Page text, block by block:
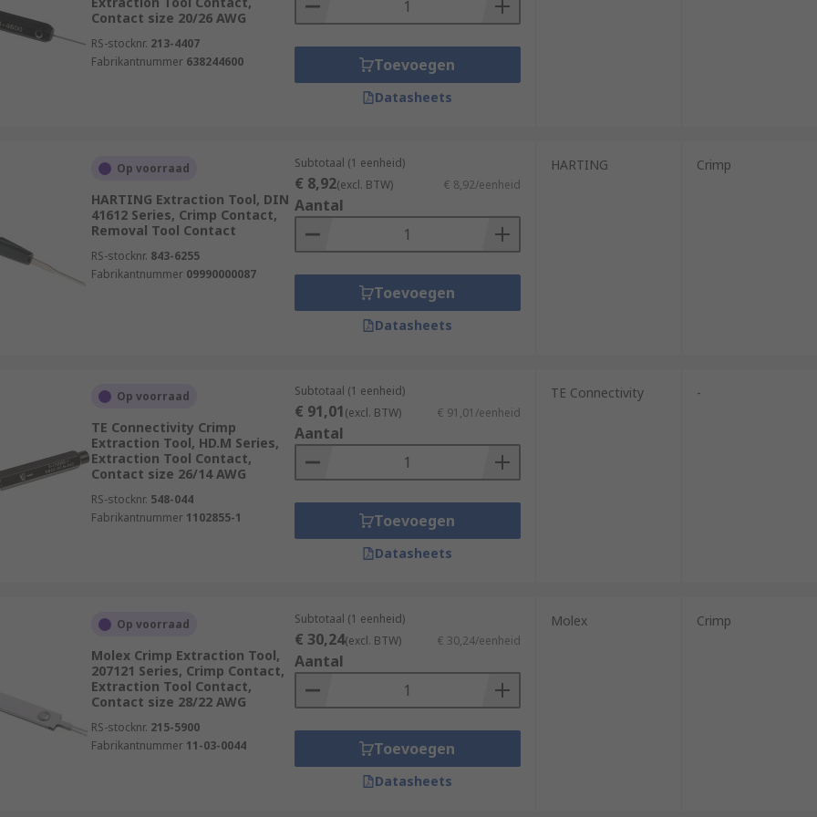
Contact size 20/26 AWG
RS-stocknr. 213-4407
Fabrikantnummer 638244600 Toevoegen
Datasheets
Op voorraad
HARTING Extraction Tool, DIN
41612 Series, Crimp Contact,
Removal Tool Contact
RS-stocknr. 843-6255
Fabrikantnummer 09990000087
Subtotaal (1 eenheid)
€ 8,92(excl. BTW) € 8,92/eenheid
Aantal
Toevoegen
Datasheets
HARTING Crimp
Op voorraad
TE Connectivity Crimp
Extraction Tool, HD.M Series,
Extraction Tool Contact,
Contact size 26/14 AWG
RS-stocknr. 548-044
Fabrikantnummer 1102855-1
Subtotaal (1 eenheid)
€ 91,01(excl. BTW) € 91,01/eenheid
Aantal
Toevoegen
Datasheets
TE Connectivity -
Op voorraad
Molex Crimp Extraction Tool,
207121 Series, Crimp Contact,
Extraction Tool Contact,
Contact size 28/22 AWG
RS-stocknr. 215-5900
Fabrikantnummer 11-03-0044
Subtotaal (1 eenheid)
€ 30,24(excl. BTW) € 30,24/eenheid
Aantal
Toevoegen
Datasheets
Molex Crimp